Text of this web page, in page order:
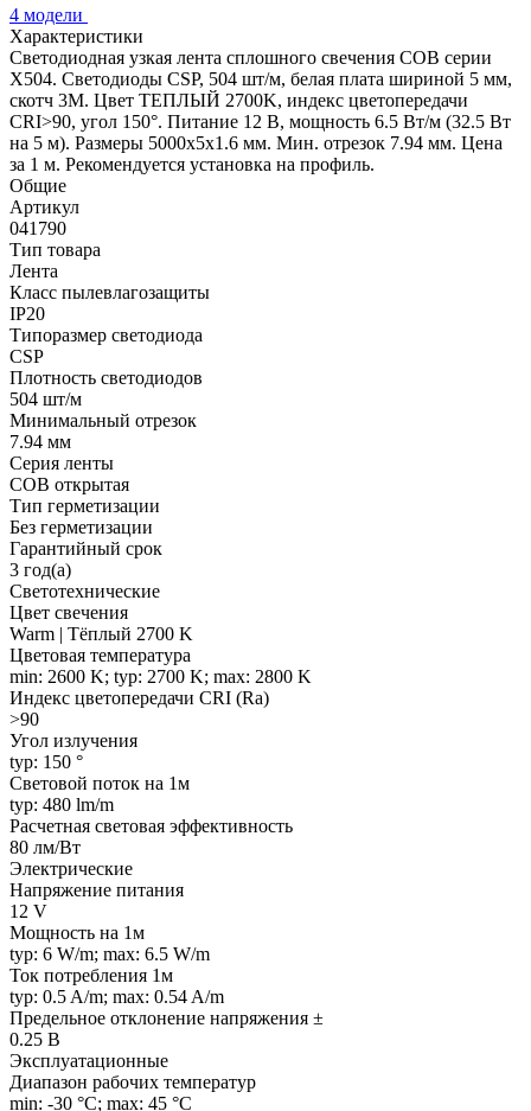
4 модели
Характеристики
Светодиодная узкая лента сплошного свечения COB серии
X504. Светодиоды CSP, 504 шт/м, белая плата шириной 5 мм,
скотч 3M. Цвет ТЕПЛЫЙ 2700K, индекс цветопередачи
CRI>90, угол 150°. Питание 12 В, мощность 6.5 Вт/м (32.5 Вт
на 5 м). Размеры 5000х5х1.6 мм. Мин. отрезок 7.94 мм. Цена
за 1 м. Рекомендуется установка на профиль.
Общие
Артикул
041790
Тип товара
Лента
Класс пылевлагозащиты
IP20
Типоразмер светодиода
CSP
Плотность светодиодов
504 шт/м
Минимальный отрезок
7.94 мм
Серия ленты
COB открытая
Тип герметизации
Без герметизации
Гарантийный срок
3 год(а)
Светотехнические
Цвет свечения
Warm | Тёплый 2700 K
Цветовая температура
min: 2600 K; typ: 2700 K; max: 2800 K
Индекс цветопередачи CRI (Ra)
>90
Угол излучения
typ: 150 °
Световой поток на 1м
typ: 480 lm/m
Расчетная световая эффективность
80 лм/Вт
Электрические
Напряжение питания
12 V
Мощность на 1м
typ: 6 W/m; max: 6.5 W/m
Ток потребления 1м
typ: 0.5 A/m; max: 0.54 A/m
Предельное отклонение напряжения ±
0.25 В
Эксплуатационные
Диапазон рабочих температур
min: -30 °C; max: 45 °C